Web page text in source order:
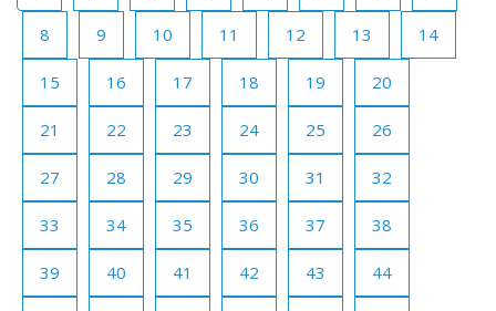
8 9 10 11 12 13 14
15 16 17 18 19 20
21 22 23 24 25 26
27 28 29 30 31 32
33 34 35 36 37 38
39 40 41 42 43 44